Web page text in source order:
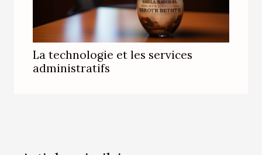
La technologie et les services
administratifs